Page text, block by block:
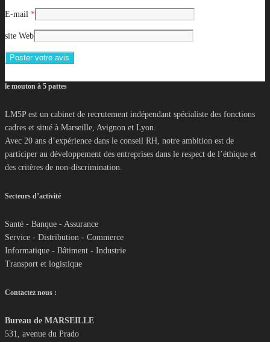
E-mail *
site Web
le mouton à 5 pattes
LM5P est un cabinet de recrutement indépendant spécialiste des fonctions
cadres et situé à Marseille, Avignon et Lyon.
Avec 20 ans d’expérience dans le conseil RH, notre ambition est de
participer au développement des entreprises dans le respect de l’éthique et
des critères de non-discrimination.
Secteurs d’activité
Santé - Banque - Assurance
Service - Distribution - Commerce
Informatique - Bâtiment - Industrie
Transport et logistique
Contactez nous :
Bureau de MARSEILLE
531, avenue du Prado